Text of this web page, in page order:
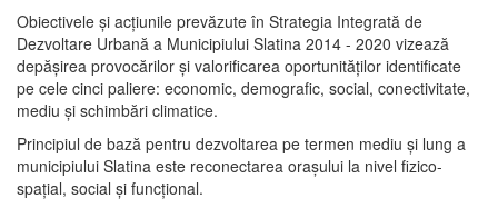
Obiectivele şi acţiunile prevăzute în Strategia Integrată de
Dezvoltare Urbană a Municipiului Slatina 2014 - 2020 vizează
depășirea provocărilor şi valorificarea oportunităţilor identificate
pe cele cinci paliere: economic, demografic, social, conectivitate,
mediu şi schimbări climatice.
Principiul de bază pentru dezvoltarea pe termen mediu şi lung a
municipiului Slatina este reconectarea oraşului la nivel fizico-
spaţial, social şi funcţional.